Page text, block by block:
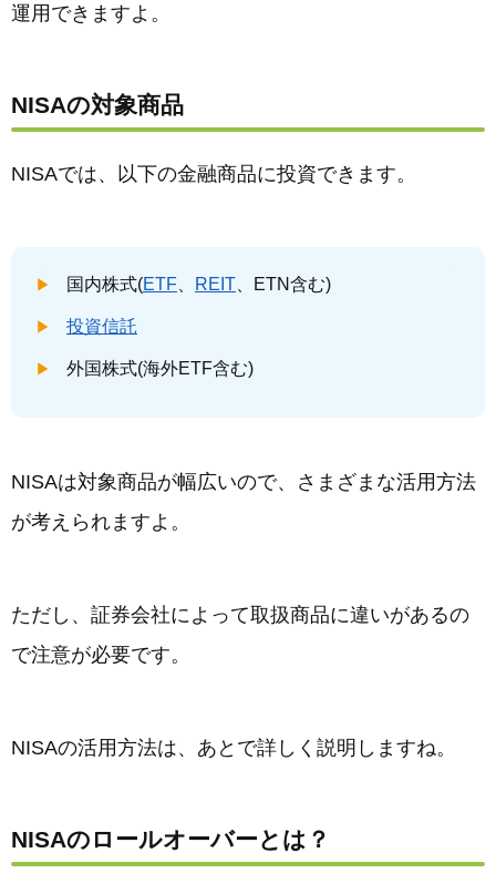
運用できますよ。
NISAの対象商品
NISAでは、以下の金融商品に投資できます。
国内株式(ETF REIT 、ETN含む)
投資信託
外国株式(海外ETF含む)
NISAは対象商品が幅広いので、さまざまな活用方法
が考えられますよ。
ただし、証券会社によって取扱商品に違いがあるの
で注意が必要です。
NISAの活用方法は、あとで詳しく説明しますね。
NISAのロールオーバーとは？